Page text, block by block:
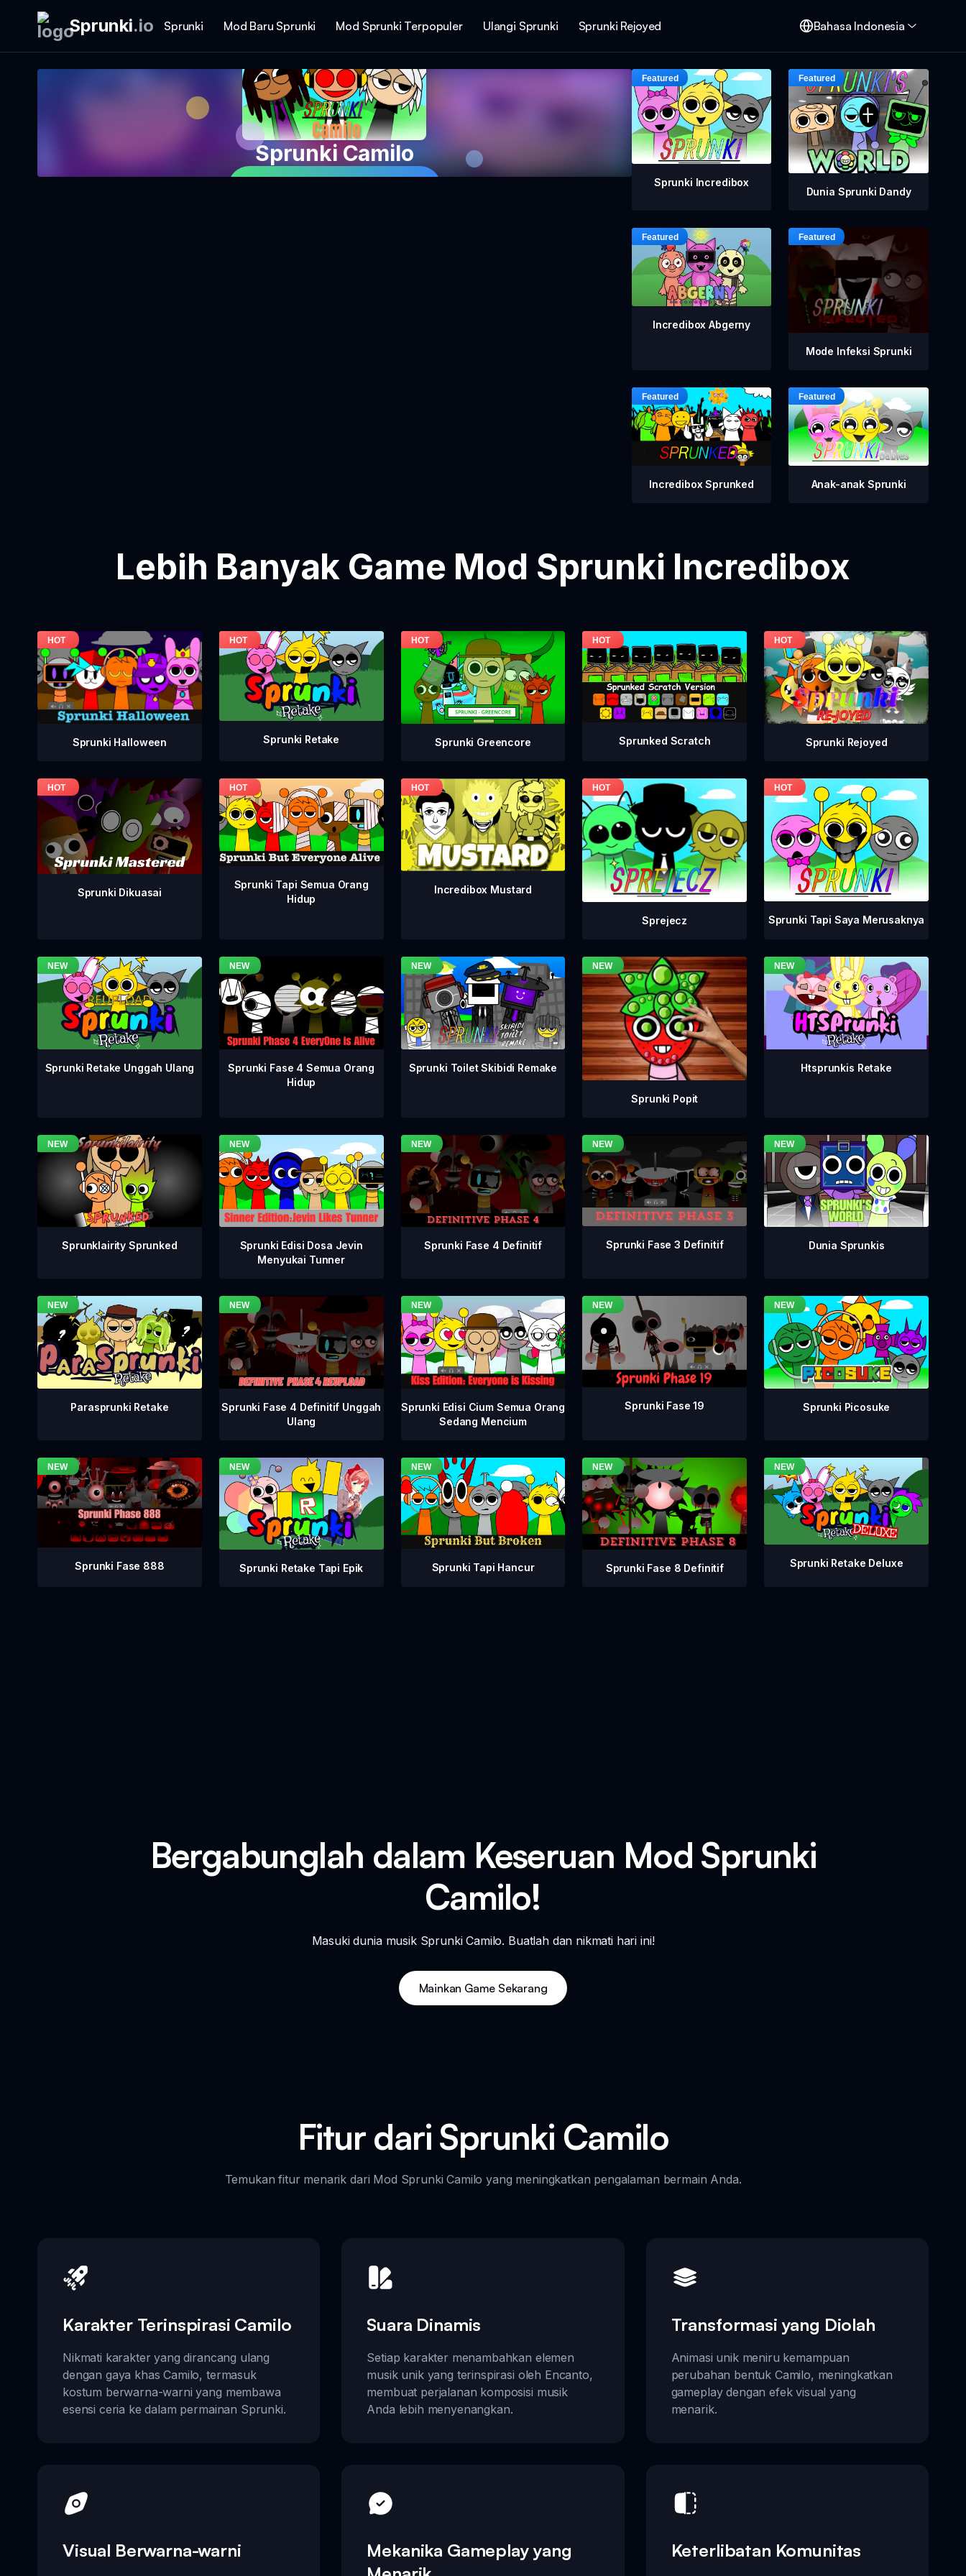
Sprunki.io Sprunki Mod Baru Sprunki Mod Sprunki Terpopuler Ulangi Sprunki Sprunki Rejoyed Bahasa Indonesia
Sprunki Camilo
Sprunki Incredibox
Dunia Sprunki Dandy
Incredibox Abgerny
Mode Infeksi Sprunki
Incredibox Sprunked Anak-anak Sprunki
Lebih Banyak Game Mod Sprunki Incredibox
Sprunki Halloween Sprunki Retake Sprunki Greencore Sprunked Scratch Sprunki Rejoyed
Sprunki Dikuasai
Sprunki Tapi Semua Orang
Hidup
Incredibox Mustard
Sprejecz Sprunki Tapi Saya Merusaknya
Sprunki Retake Unggah Ulang
Sprunki Fase 4 Semua Orang
Hidup
Sprunki Toilet Skibidi Remake
Sprunki Popit
Htsprunkis Retake
Sprunklairity Sprunked
Sprunki Edisi Dosa Jevin
Menyukai Tunner
Sprunki Fase 4 Definitif Sprunki Fase 3 Definitif Dunia Sprunkis
Parasprunki Retake
Sprunki Fase 4 Definitif Unggah
Ulang
Sprunki Edisi Cium Semua Orang
Sedang Mencium
Sprunki Fase 19 Sprunki Picosuke
Sprunki Fase 888 Sprunki Retake Tapi Epik Sprunki Tapi Hancur Sprunki Fase 8 Definitif Sprunki Retake Deluxe
Bergabunglah dalam Keseruan Mod Sprunki
Camilo!
Masuki dunia musik Sprunki Camilo. Buatlah dan nikmati hari ini!
Mainkan Game Sekarang
Fitur dari Sprunki Camilo
Temukan fitur menarik dari Mod Sprunki Camilo yang meningkatkan pengalaman bermain Anda.
Karakter Terinspirasi Camilo
Nikmati karakter yang dirancang ulang
dengan gaya khas Camilo, termasuk
kostum berwarna-warni yang membawa
esensi ceria ke dalam permainan Sprunki.
Suara Dinamis
Setiap karakter menambahkan elemen
musik unik yang terinspirasi oleh Encanto,
membuat perjalanan komposisi musik
Anda lebih menyenangkan.
Transformasi yang Diolah
Animasi unik meniru kemampuan
perubahan bentuk Camilo, meningkatkan
gameplay dengan efek visual yang
menarik.
Visual Berwarna-warni
Mekanika Gameplay yang
Keterlibatan Komunitas